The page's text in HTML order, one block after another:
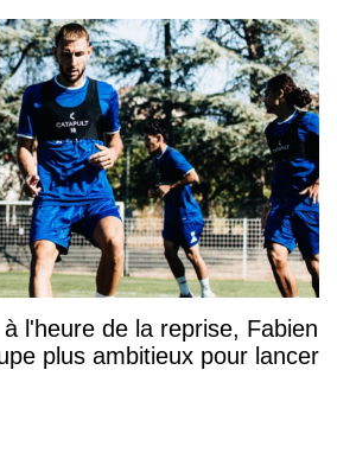
l'heure de la reprise, Fabien
plus ambitieux pour lancer